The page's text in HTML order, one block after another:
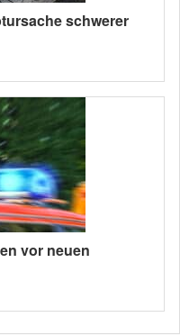
schwerer
vor neuen